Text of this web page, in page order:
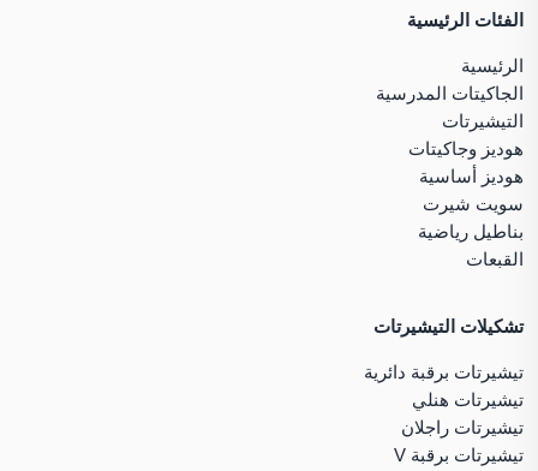
الفئات الرئيسية
الرئيسية
الجاكيتات المدرسية
التيشيرتات
هوديز وجاكيتات
هوديز أساسية
سويت شيرت
بناطيل رياضية
القبعات
تشكيلات التيشيرتات
تيشيرتات برقبة دائرية
تيشيرتات هنلي
تيشيرتات راجلان
تيشيرتات برقبة V